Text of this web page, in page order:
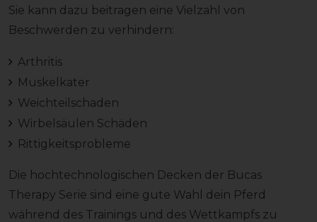
Sie kann dazu beitragen eine Vielzahl von
Beschwerden zu verhindern:
Arthritis
Muskelkater
Weichteilschaden
Wirbelsäulen Schäden
Rittigkeitsprobleme
Die hochtechnologischen Decken der Bucas
Therapy Serie sind eine gute Wahl dein Pferd
während des Trainings und des Wettkampfs zu